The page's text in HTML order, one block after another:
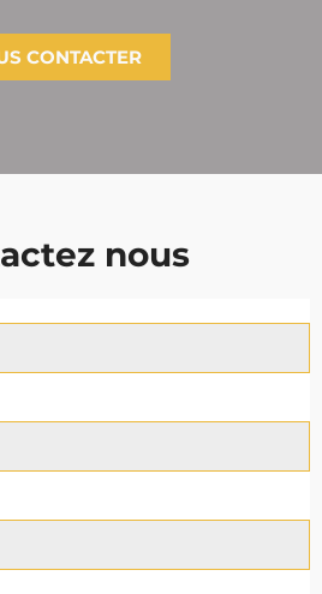
CONTACTER
nous